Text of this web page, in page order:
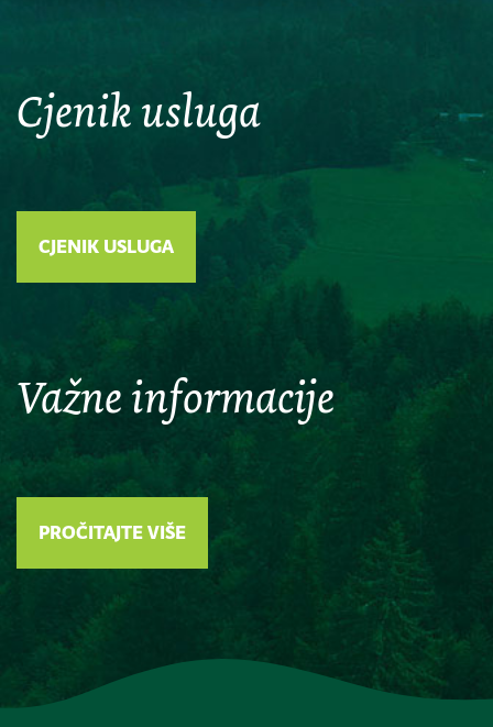
Cjenik usluga
CJENIK USLUGA
Važne informacije
PROČITAJTE VIŠE